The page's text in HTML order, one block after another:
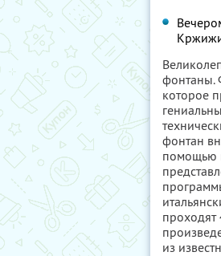
фонтаны.
которое
фонтан
помощью
проходят
из